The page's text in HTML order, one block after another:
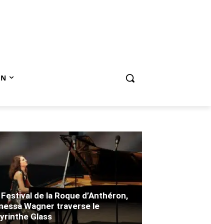
de la Roque d’Anthéron,
Wagner traverse le
Glass